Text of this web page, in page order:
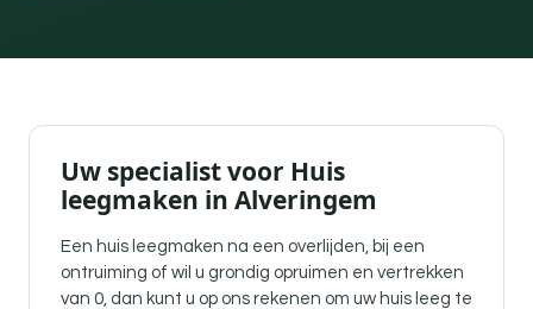
Uw specialist voor Huis
leegmaken in Alveringem
Een huis leegmaken na een overlijden, bij een
ontruiming of wil u grondig opruimen en vertrekken
van 0, dan kunt u op ons rekenen om uw huis leeg te